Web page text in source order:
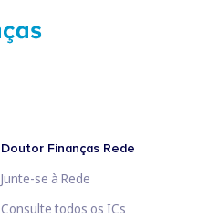
Doutor Finanças Rede
Junte-se à Rede
Consulte todos os ICs